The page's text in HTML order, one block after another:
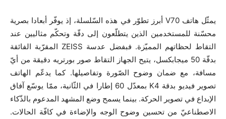
يمثّل هاتف V70 أبرز تطوّر في هذه السّلسلة، إذ يوفّر أبعادا بصرية
محسّنة للمستخدمين الذين يتطلّعون إلى دقّة وتحكّم مثاليين عند
التقاط لحظاتهم المميّزة. فبفضل عدسة ZEISS المقرّبة الفائقة
بدقّة 50 ميجابكسل، يتيح الجهاز التقاط صور بورتريه دقيقة من أيّ
مسافة، مع ضمان وضوح الصّورة وتفاصيلها. كما يدعّم الهاتف
تصوير فيديو بدقة K4 بمعدّل 60 إطارا في الثّانية، ممّا يوسّع آفاق
الإبداع في تصوير الحركة. بينما يسمح وضع المشهد المدعوم بالذّكاء
الاصطناعيّ من تحسين وضوح الوجه والإضاءة في كافّة الحالات.